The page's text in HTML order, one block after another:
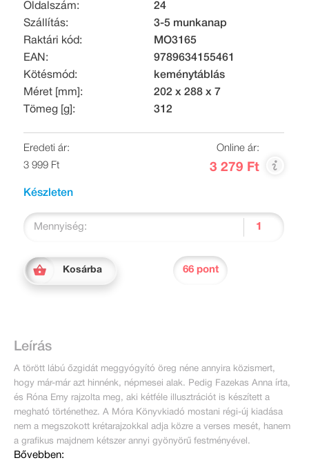
Oldalszám:
24
Szállítás:
3-5 munkanap
Raktári kód:
MO3165
EAN:
9789634155461
Kötésmód:
keménytáblás
Méret [mm]:
202 x 288 x 7
Tömeg [g]:
312
Eredeti ár:
3 999 Ft
Online ár:
3 279 Ft
Készleten
Mennyiség:
Kosárba 66 pont
Leírás
A törött lábú őzgidát meggyógyító öreg néne annyira közismert,
hogy már-már azt hinnénk, népmesei alak. Pedig Fazekas Anna írta,
és Róna Emy rajzolta meg, aki kétféle illusztrációt is készített a
megható történethez. A Móra Könyvkiadó mostani régi-új kiadása
nem a megszokott krétarajzokkal adja közre a verses mesét, hanem
a grafikus majdnem kétszer annyi gyönyörű festményével.
Bővebben: